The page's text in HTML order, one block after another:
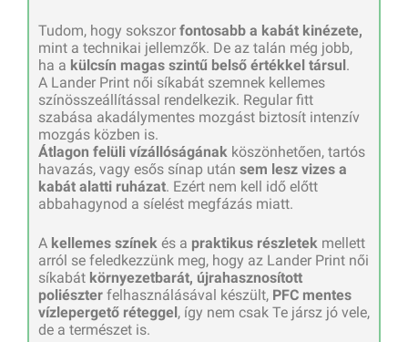
Tudom, hogy sokszor fontosabb a kabát kinézete,
mint a technikai jellemzők. De az talán még jobb,
ha a külcsín magas szintű belső értékkel társul .
A Lander Print női síkabát szemnek kellemes
színösszeállítással rendelkezik. Regular fitt
szabása akadálymentes mozgást biztosít intenzív
mozgás közben is.
Átlagon felüli vízállóságának köszönhetően, tartós
havazás, vagy esős sínap után sem lesz vizes a
kabát alatti ruházat. Ezért nem kell idő előtt
abbahagynod a síelést megfázás miatt.
A kellemes színek és a praktikus részletek mellett
arról se feledkezzünk meg, hogy az Lander Print női
síkabát környezetbarát, újrahasznosított
poliészter felhasználásával készült, PFC mentes
vízlepergető réteggel , így nem csak Te jársz jó vele,
de a természet is.